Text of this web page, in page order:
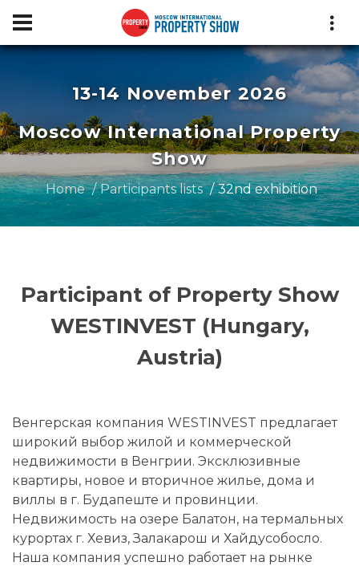
13-14 November 2026
Moscow International Property
Show
Home Participants lists 32nd exhibition
Participant of Property Show
WESTINVEST (Hungary,
Austria)
Венгерская компания WESTINVEST предлагает
широкий выбор жилой и коммерческой
недвижимости в Венгрии. Эксклюзивные
квартиры, новое и вторичное жилье, дома и
виллы в г. Будапеште и провинции.
Недвижимость на озере Балатон, на термальных
курортах г. Хевиз, Залакарош и Хайдусобосло.
Наша компания успешно работает на рынке